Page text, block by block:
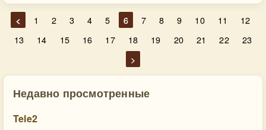
< 1 2 3 4 5 6 7 8 9 10 11
12
13
14 15 16 17 18 19 20 21 22
23
>
Недавно просмотренные
Tele2